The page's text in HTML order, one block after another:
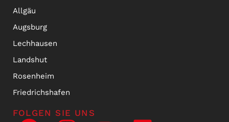
Allgäu
Augsburg
Lechhausen
Landshut
Rosenheim
Friedrichshafen
FOLGEN SIE UNS